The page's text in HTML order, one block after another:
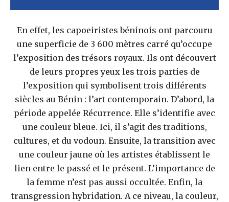
En effet, les capoeiristes béninois ont parcouru
une superficie de 3 600 mètres carré qu’occupe
l’exposition des trésors royaux. Ils ont découvert
de leurs propres yeux les trois parties de
l’exposition qui symbolisent trois différents
siècles au Bénin : l’art contemporain. D’abord, la
période appelée Récurrence. Elle s’identifie avec
une couleur bleue. Ici, il s’agit des traditions,
cultures, et du vodoun. Ensuite, la transition avec
une couleur jaune où les artistes établissent le
lien entre le passé et le présent. L’importance de
la femme n’est pas aussi occultée. Enfin, la
transgression hybridation. A ce niveau, la couleur,